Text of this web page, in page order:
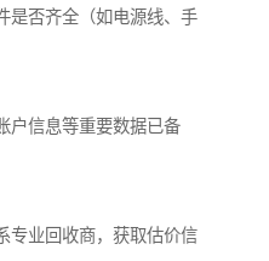
是否齐全（如电源线、手
户信息等重要数据已备
专业回收商，获取估价信